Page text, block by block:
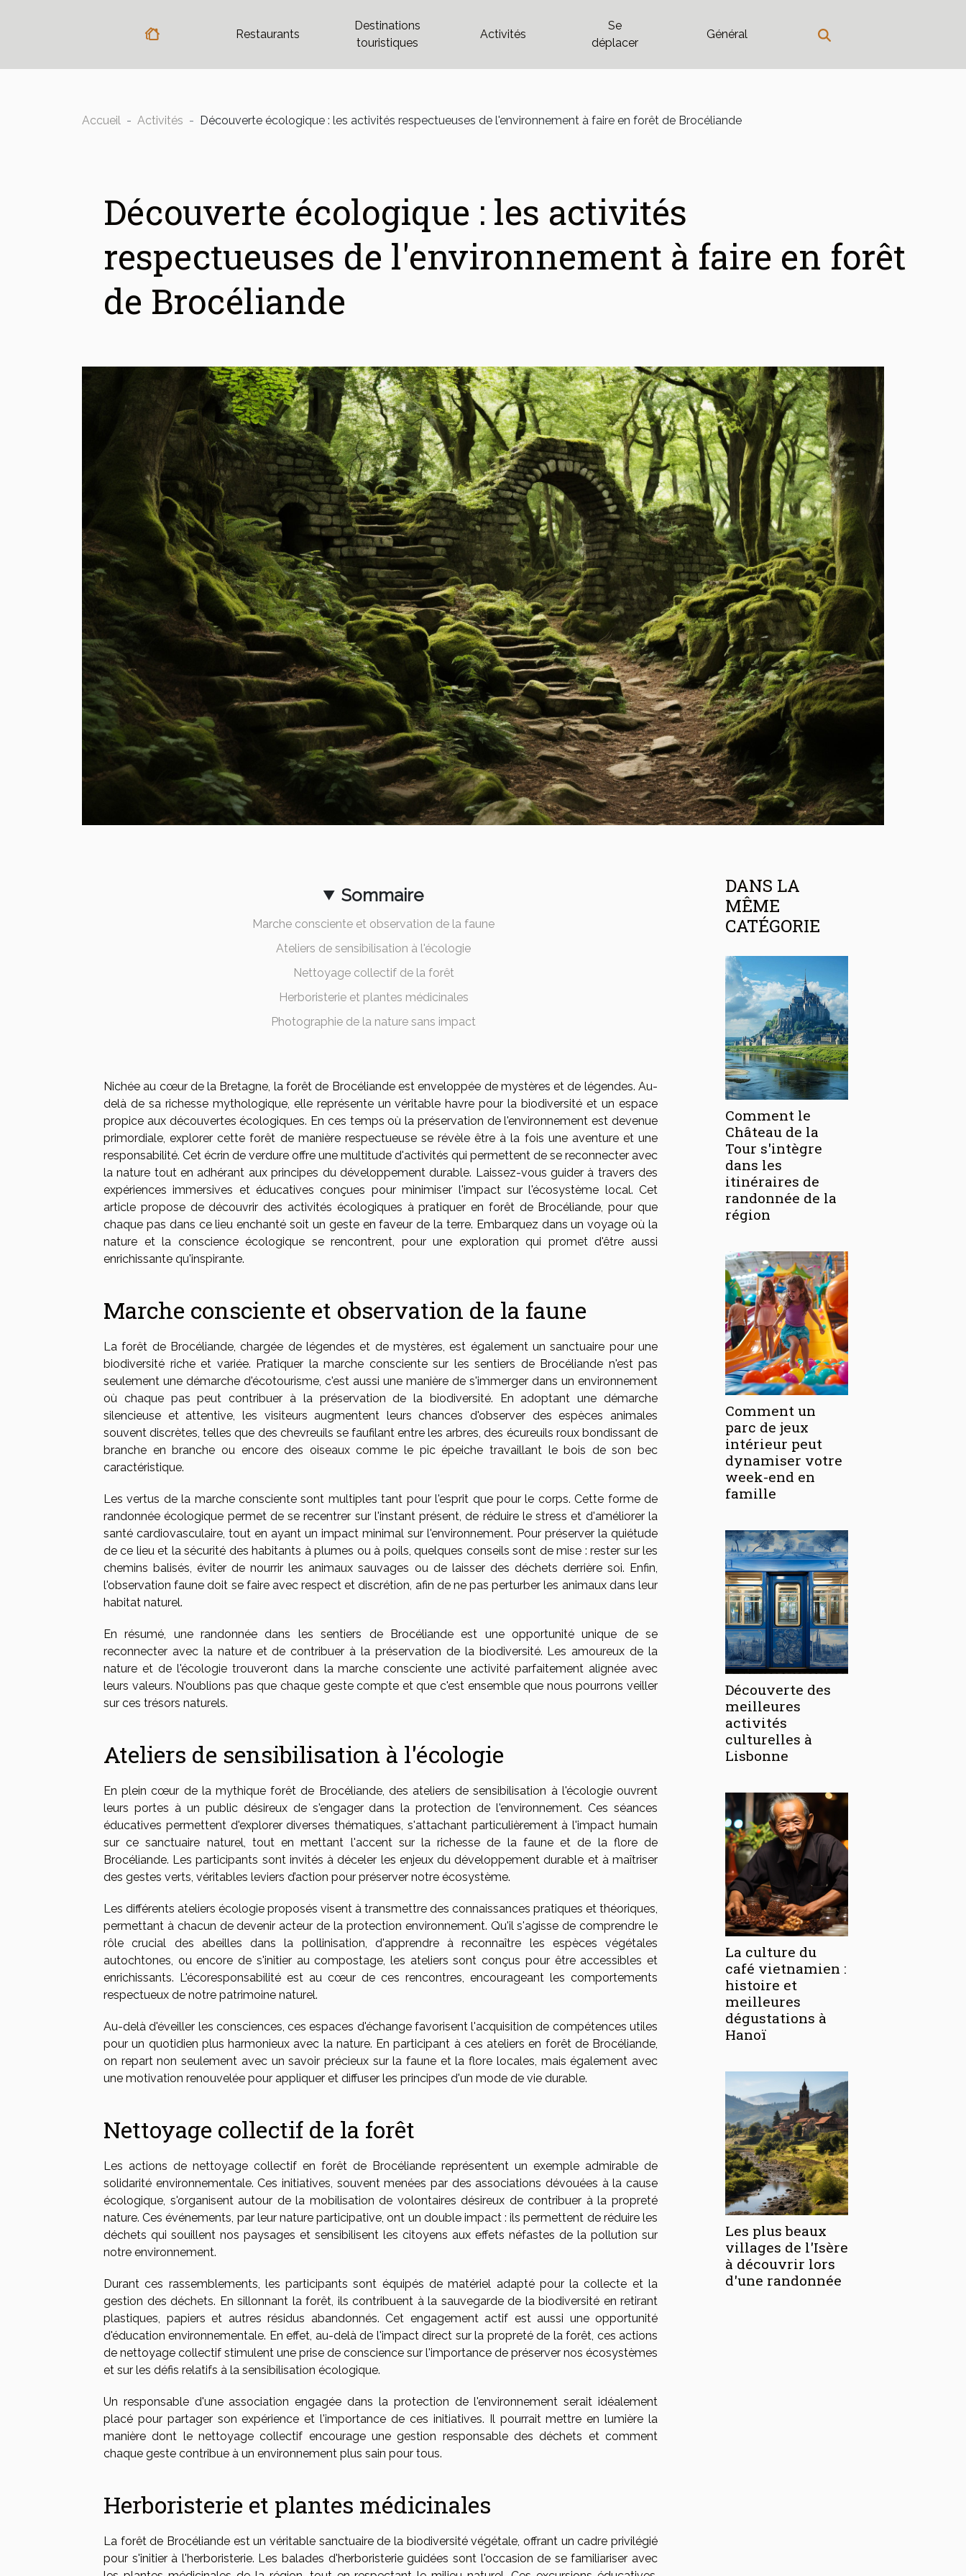
Restaurants
Destinations
touristiques
Activités
Se
déplacer
Général
Accueil Activités Découverte écologique : les activités respectueuses de l'environnement à faire en forêt de Brocéliande
Découverte écologique : les activités
respectueuses de l'environnement à faire en forêt
de Brocéliande
Sommaire
Marche consciente et observation de la faune
Ateliers de sensibilisation à l'écologie
Nettoyage collectif de la forêt
Herboristerie et plantes médicinales
Photographie de la nature sans impact
Nichée au cœur de la Bretagne, la forêt de Brocéliande est enveloppée de mystères et de légendes. Au-
delà de sa richesse mythologique, elle représente un véritable havre pour la biodiversité et un espace
propice aux découvertes écologiques. En ces temps où la préservation de l'environnement est devenue
primordiale, explorer cette forêt de manière respectueuse se révèle être à la fois une aventure et une
responsabilité. Cet écrin de verdure offre une multitude d'activités qui permettent de se reconnecter avec
la nature tout en adhérant aux principes du développement durable. Laissez-vous guider à travers des
expériences immersives et éducatives conçues pour minimiser l'impact sur l'écosystème local. Cet
article propose de découvrir des activités écologiques à pratiquer en forêt de Brocéliande, pour que
chaque pas dans ce lieu enchanté soit un geste en faveur de la terre. Embarquez dans un voyage où la
nature et la conscience écologique se rencontrent, pour une exploration qui promet d'être aussi
enrichissante qu'inspirante.
Marche consciente et observation de la faune
La forêt de Brocéliande, chargée de légendes et de mystères, est également un sanctuaire pour une
biodiversité riche et variée. Pratiquer la marche consciente sur les sentiers de Brocéliande n'est pas
seulement une démarche d'écotourisme, c'est aussi une manière de s'immerger dans un environnement
où chaque pas peut contribuer à la préservation de la biodiversité. En adoptant une démarche
silencieuse et attentive, les visiteurs augmentent leurs chances d'observer des espèces animales
souvent discrètes, telles que des chevreuils se faufilant entre les arbres, des écureuils roux bondissant de
branche en branche ou encore des oiseaux comme le pic épeiche travaillant le bois de son bec
caractéristique.
Les vertus de la marche consciente sont multiples tant pour l'esprit que pour le corps. Cette forme de
randonnée écologique permet de se recentrer sur l'instant présent, de réduire le stress et d'améliorer la
santé cardiovasculaire, tout en ayant un impact minimal sur l'environnement. Pour préserver la quiétude
de ce lieu et la sécurité des habitants à plumes ou à poils, quelques conseils sont de mise : rester sur les
chemins balisés, éviter de nourrir les animaux sauvages ou de laisser des déchets derrière soi. Enfin,
l'observation faune doit se faire avec respect et discrétion, afin de ne pas perturber les animaux dans leur
habitat naturel.
En résumé, une randonnée dans les sentiers de Brocéliande est une opportunité unique de se
reconnecter avec la nature et de contribuer à la préservation de la biodiversité. Les amoureux de la
nature et de l'écologie trouveront dans la marche consciente une activité parfaitement alignée avec
leurs valeurs. N'oublions pas que chaque geste compte et que c'est ensemble que nous pourrons veiller
sur ces trésors naturels.
Ateliers de sensibilisation à l'écologie
En plein cœur de la mythique forêt de Brocéliande, des ateliers de sensibilisation à l'écologie ouvrent
leurs portes à un public désireux de s'engager dans la protection de l'environnement. Ces séances
éducatives permettent d'explorer diverses thématiques, s'attachant particulièrement à l'impact humain
sur ce sanctuaire naturel, tout en mettant l'accent sur la richesse de la faune et de la flore de
Brocéliande. Les participants sont invités à déceler les enjeux du développement durable et à maîtriser
des gestes verts, véritables leviers d’action pour préserver notre écosystème.
Les différents ateliers écologie proposés visent à transmettre des connaissances pratiques et théoriques,
permettant à chacun de devenir acteur de la protection environnement. Qu'il s'agisse de comprendre le
rôle crucial des abeilles dans la pollinisation, d'apprendre à reconnaître les espèces végétales
autochtones, ou encore de s'initier au compostage, les ateliers sont conçus pour être accessibles et
enrichissants. L'écoresponsabilité est au cœur de ces rencontres, encourageant les comportements
respectueux de notre patrimoine naturel.
Au-delà d'éveiller les consciences, ces espaces d'échange favorisent l'acquisition de compétences utiles
pour un quotidien plus harmonieux avec la nature. En participant à ces ateliers en forêt de Brocéliande,
on repart non seulement avec un savoir précieux sur la faune et la flore locales, mais également avec
une motivation renouvelée pour appliquer et diffuser les principes d'un mode de vie durable.
Nettoyage collectif de la forêt
Les actions de nettoyage collectif en forêt de Brocéliande représentent un exemple admirable de
solidarité environnementale. Ces initiatives, souvent menées par des associations dévouées à la cause
écologique, s'organisent autour de la mobilisation de volontaires désireux de contribuer à la propreté
nature. Ces événements, par leur nature participative, ont un double impact : ils permettent de réduire les
déchets qui souillent nos paysages et sensibilisent les citoyens aux effets néfastes de la pollution sur
notre environnement.
Durant ces rassemblements, les participants sont équipés de matériel adapté pour la collecte et la
gestion des déchets. En sillonnant la forêt, ils contribuent à la sauvegarde de la biodiversité en retirant
plastiques, papiers et autres résidus abandonnés. Cet engagement actif est aussi une opportunité
d'éducation environnementale. En effet, au-delà de l'impact direct sur la propreté de la forêt, ces actions
de nettoyage collectif stimulent une prise de conscience sur l'importance de préserver nos écosystèmes
et sur les défis relatifs à la sensibilisation écologique.
Un responsable d'une association engagée dans la protection de l'environnement serait idéalement
placé pour partager son expérience et l'importance de ces initiatives. Il pourrait mettre en lumière la
manière dont le nettoyage collectif encourage une gestion responsable des déchets et comment
chaque geste contribue à un environnement plus sain pour tous.
Herboristerie et plantes médicinales
La forêt de Brocéliande est un véritable sanctuaire de la biodiversité végétale, offrant un cadre privilégié
pour s'initier à l'herboristerie. Les balades d'herboristerie guidées sont l'occasion de se familiariser avec
DANS LA
MÊME
CATÉGORIE
Comment le
Château de la
Tour s'intègre
dans les
itinéraires de
randonnée de la
région
Comment un
parc de jeux
intérieur peut
dynamiser votre
week-end en
famille
Découverte des
meilleures
activités
culturelles à
Lisbonne
La culture du
café vietnamien :
histoire et
meilleures
dégustations à
Hanoï
Les plus beaux
villages de l'Isère
à découvrir lors
d'une randonnée